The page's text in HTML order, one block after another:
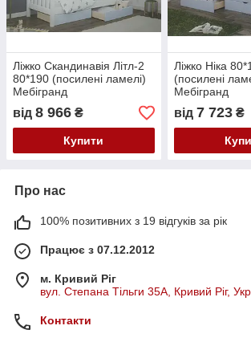
Ліжко Скандинавія Літл-2
80*190 (посилені ламелі)
Мебігранд
від 8 966 ₴
Купити
Ліжко Ніка
(посилені
Мебігранд
від 7 723₴
Про нас
100% позитивних з 19 відгуків за рік
Працює з 07.12.2012
м. Кривий Ріг
вул. Степана Тільги 35А, Кривий Ріг,
Контакти